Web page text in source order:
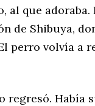
al que adoraba.
de Shibuya,
perro volvía a
regresó. Había